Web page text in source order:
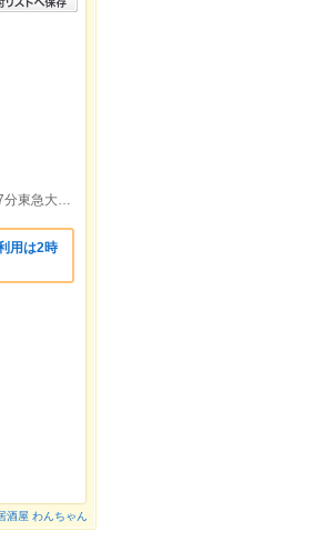
東急東横線/自由が丘駅北口より徒歩約3分東急目黒線/奥沢駅より徒歩約7分東急大井町線/緑が丘駅より徒歩約13分
用は2時
酒屋 わんちゃん